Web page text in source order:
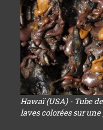
Hawaï (USA) - Tube
laves colorées sur